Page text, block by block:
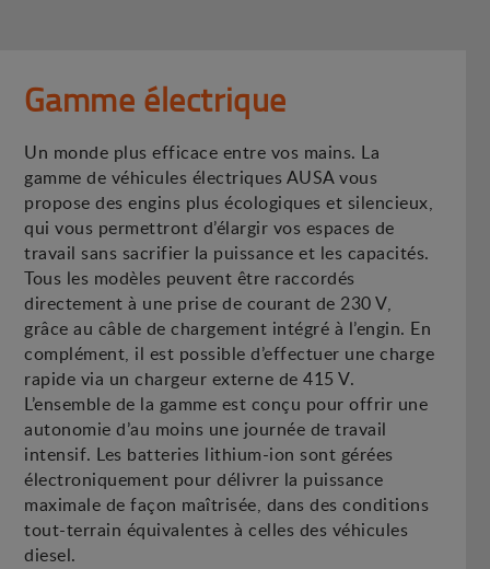
Gamme électrique
Un monde plus efficace entre vos mains. La
gamme de véhicules électriques AUSA vous
propose des engins plus écologiques et silencieux,
qui vous permettront d’élargir vos espaces de
travail sans sacrifier la puissance et les capacités.
Tous les modèles peuvent être raccordés
directement à une prise de courant de 230 V,
grâce au câble de chargement intégré à l’engin. En
complément, il est possible d’effectuer une charge
rapide via un chargeur externe de 415 V.
L’ensemble de la gamme est conçu pour offrir une
autonomie d’au moins une journée de travail
intensif. Les batteries lithium-ion sont gérées
électroniquement pour délivrer la puissance
maximale de façon maîtrisée, dans des conditions
tout-terrain équivalentes à celles des véhicules
diesel.